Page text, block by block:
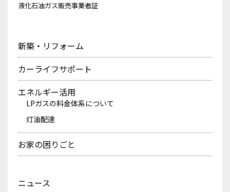
液化石油ガス販売事業者証
新築・リフォーム
カーライフサポート
エネルギー活用
LPガスの料金体系について
灯油配達
お家の困りごと
ニュース